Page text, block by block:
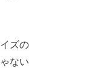
ズの
ない